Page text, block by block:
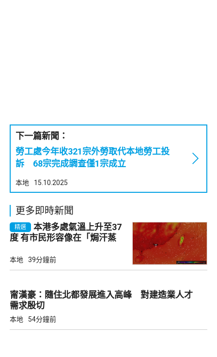
下一篇新聞：
勞工處今年收321宗外勞取代本地勞工投
訴 68宗完成調查僅1宗成立
本地 15.10.2025
更多即時新聞
精選
本港多處氣溫上升至37
度 有市民形容像在「焗汗蒸
本地 39分鐘前
甯漢豪：隨住北都發展進入高峰 對建造業人才
需求殷切
本地 54分鐘前